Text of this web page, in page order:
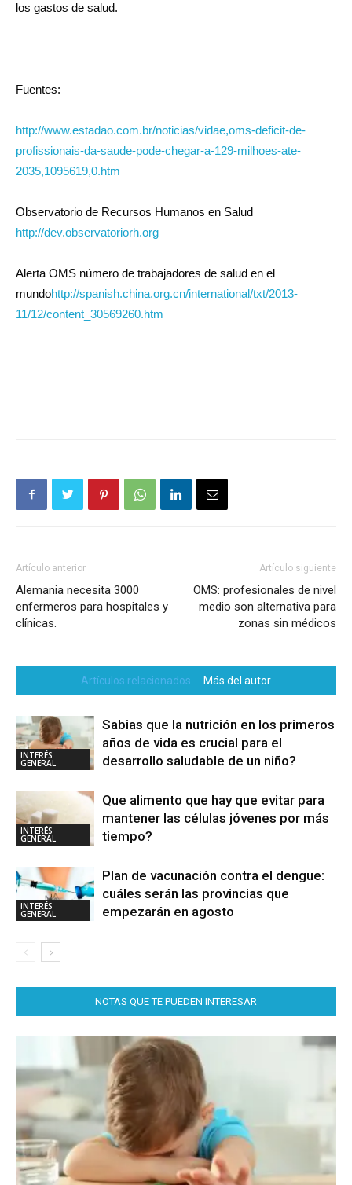
los gastos de salud.
Fuentes:
http://www.estadao.com.br/noticias/vidae,oms-deficit-de-
profissionais-da-saude-pode-chegar-a-129-milhoes-ate-
2035,1095619,0.htm
Observatorio de Recursos Humanos en Salud
http://dev.observatoriorh.org
Alerta OMS número de trabajadores de salud en el
mundohttp://spanish.china.org.cn/international/txt/2013-
11/12/content_30569260.htm
Artículo anterior
Alemania necesita 3000
enfermeros para hospitales y
clínicas.
Artículo siguiente
OMS: profesionales de nivel
medio son alternativa para
zonas sin médicos
Artículos relacionados Más del autor
INTERÉS
GENERAL
Sabias que la nutrición en los primeros
años de vida es crucial para el
desarrollo saludable de un niño?
INTERÉS
GENERAL
Que alimento que hay que evitar para
mantener las células jóvenes por más
tiempo?
INTERÉS
GENERAL
Plan de vacunación contra el dengue:
cuáles serán las provincias que
empezarán en agosto
NOTAS QUE TE PUEDEN INTERESAR